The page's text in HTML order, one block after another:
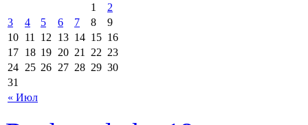
« Июл
1
2
3
4 5 6 7 8
9
10 11 12 13 14 15 16
17 18 19 20 21 22 23
24 25 26 27 28 29 30
31